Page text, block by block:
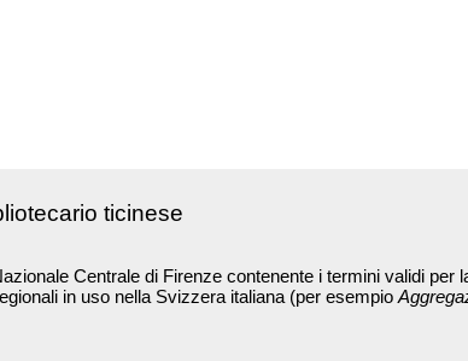
ticinese
Centrale di Firenze contenente i termini validi per
in uso nella Svizzera italiana (per esempio